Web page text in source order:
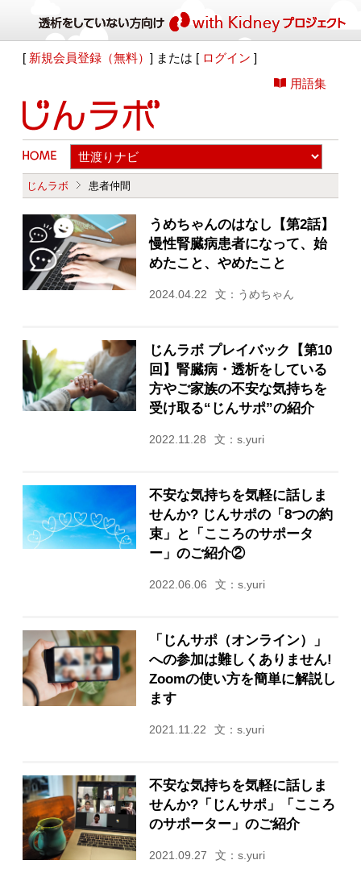
[ 新規会員登録（無料）] または [ ログイン ]
用語集
じんラボ 患者仲間
うめちゃんのはなし【第2話】
慢性腎臓病患者になって、始
めたこと、やめたこと
2024.04.22 文：うめちゃん
じんラボ プレイバック【第10
回】腎臓病・透析をしている
方やご家族の不安な気持ちを
受け取る“じんサポ”の紹介
2022.11.28 文：s.yuri
不安な気持ちを気軽に話しま
せんか? じんサポの「8つの約
束」と「こころのサポータ
ー」のご紹介②
2022.06.06 文：s.yuri
「じんサポ（オンライン）」
への参加は難しくありません!
Zoomの使い方を簡単に解説し
ます
2021.11.22 文：s.yuri
不安な気持ちを気軽に話しま
せんか?「じんサポ」「こころ
のサポーター」のご紹介
2021.09.27 文：s.yuri